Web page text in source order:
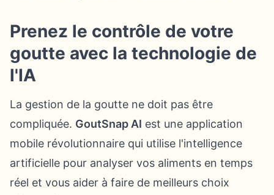
Prenez le contrôle de votre
goutte avec la technologie de
l'IA
La gestion de la goutte ne doit pas être
compliquée. GoutSnap AI est une application
mobile révolutionnaire qui utilise l'intelligence
artificielle pour analyser vos aliments en temps
réel et vous aider à faire de meilleurs choix